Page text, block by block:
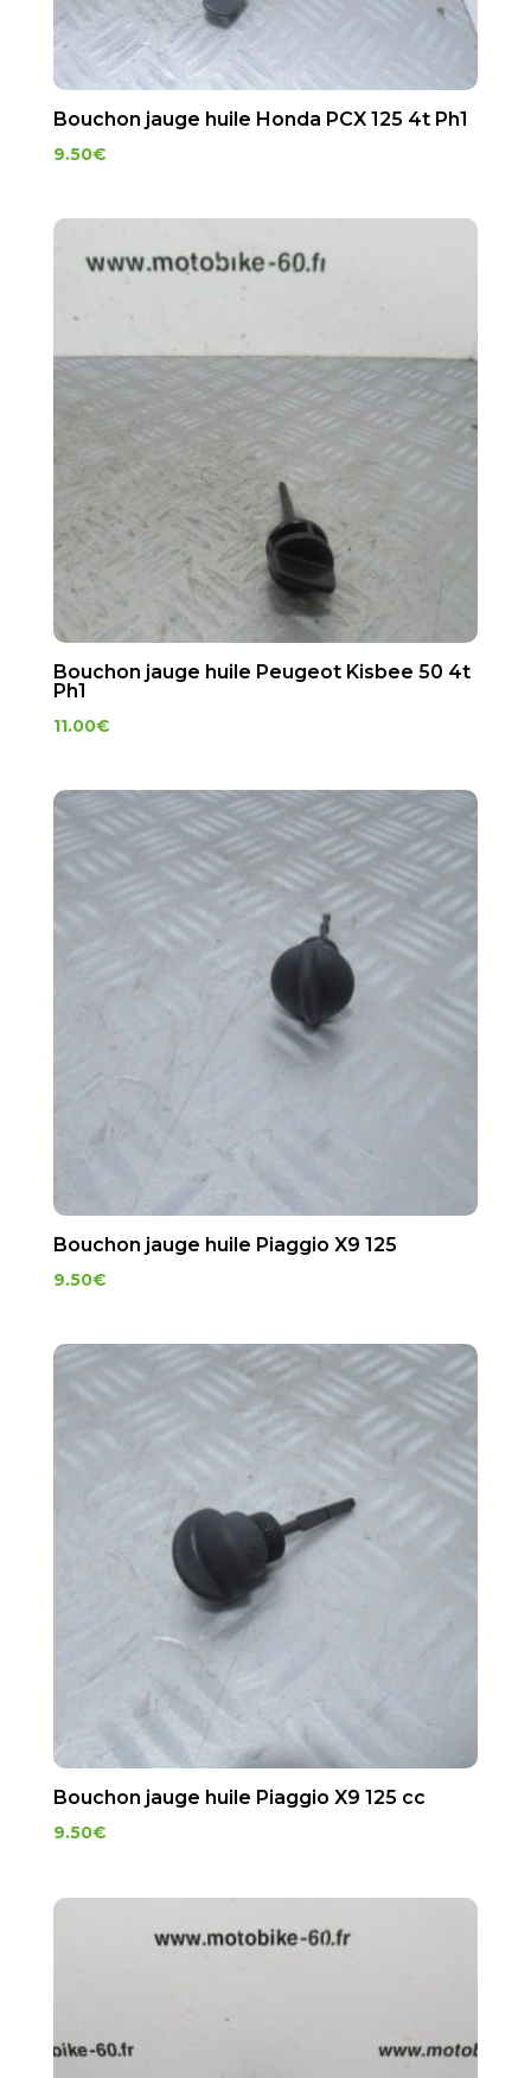
Bouchon jauge huile Honda PCX 125 4t Ph1
9.50€
Bouchon jauge huile Peugeot Kisbee 50 4t
Ph1
11.00€
Bouchon jauge huile Piaggio X9 125
9.50€
Bouchon jauge huile Piaggio X9 125 cc
9.50€